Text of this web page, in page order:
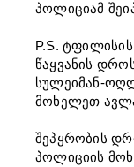
პოლიციამ
P.S.
წაყვანის
სულეიმან-
მოხელეთ
შეპყრობის
პოლიციის